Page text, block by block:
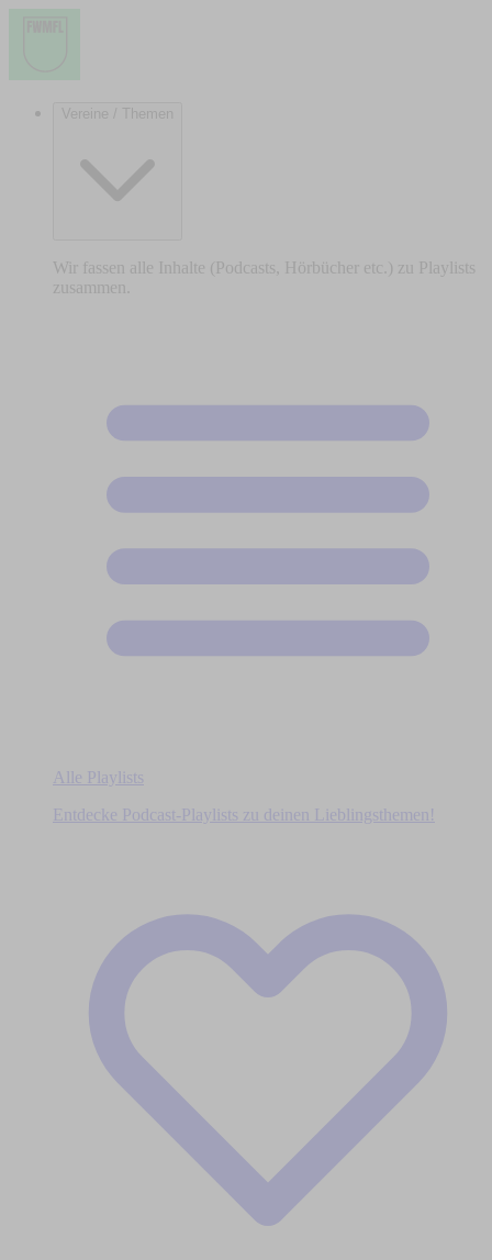
Vereine / Themen
Wir fassen alle Inhalte (Podcasts, Hörbücher etc.) zu Playlists
zusammen.
Alle Playlists
Entdecke Podcast-Playlists zu deinen Lieblingsthemen!